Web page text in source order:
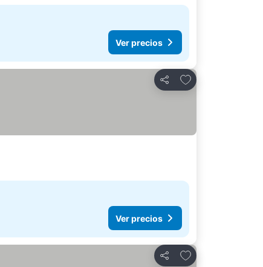
Ver precios
Compartir
Agregar a favoritos
Ver precios
Compartir
Agregar a favoritos